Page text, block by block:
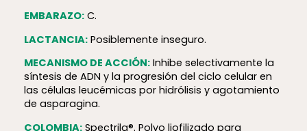
EMBARAZO:C.
LACTANCIA:Posiblemente inseguro.
MECANISMO DE ACCIÓN:Inhibe selectivamente la
síntesis de ADN y la progresión del ciclo celular en
las células leucémicas por hidrólisis y agotamiento
de asparagina.
COLOMBIA:Spectrila®. Polvo liofilizado para